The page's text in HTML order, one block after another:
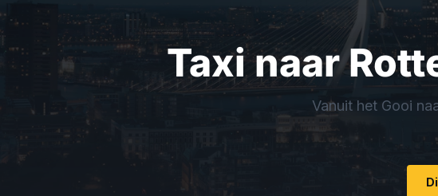
Taxi naar
Vanuit het Gooi